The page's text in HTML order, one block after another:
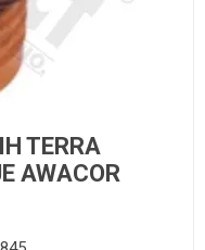
TERRA
AWACOR